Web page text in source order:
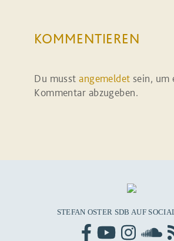
KOMMENTIEREN
Du musstangemeldet sein, um
Kommentar abzugeben.
STEFAN OSTER SDB AUF